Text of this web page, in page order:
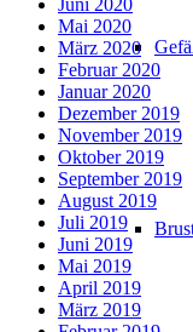
Juni 2020
Mai 2020
März 2020
Februar 2020
Januar 2020
Dezember 2019
November 2019
Oktober 2019
September 2019
August 2019
Juli 2019
Juni 2019
Mai 2019
April 2019
März 2019